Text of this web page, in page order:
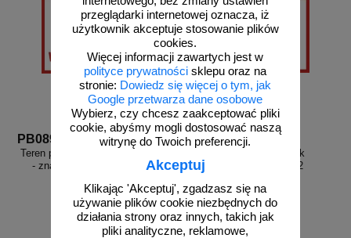
przeglądarki internetowej oznacza, iż
użytkownik akceptuje stosowanie plików
cookies.
Więcej informacji zawartych jest w
polityce prywatności sklepu oraz na
stronie: Dowiedz się więcej o tym, jak
Google przetwarza dane osobowe
Wybierz, czy chcesz zaakceptować pliki
cookie, abyśmy mogli dostosować naszą
witrynę do Twoich preferencji.
Akceptuj
Klikając 'Akceptuj', zgadzasz się na
używanie plików cookie niezbędnych do
działania strony oraz innych, takich jak
pliki analityczne, reklamowe,
PB089
Teren prywatny wstęp wzbroniony
- znak informacyjny - PB089
PB092
Teren prywatny - znak
informacyjny - PB092